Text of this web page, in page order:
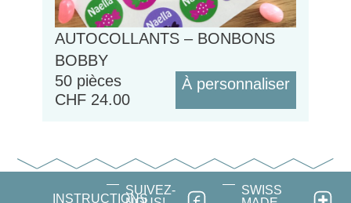
AUTOCOLLANTS – BONBONS
BOBBY
50 pièces
CHF 24.00
À personnaliser
INSTRUCTIONS
SUIVEZ-
SWISS